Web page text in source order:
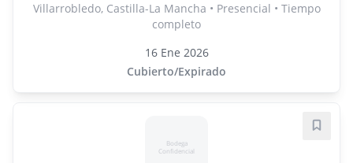
Villarrobledo, Castilla-La Mancha • Presencial • Tiempo
completo
16 Ene 2026
Cubierto/Expirado
Bodega
Confidencial